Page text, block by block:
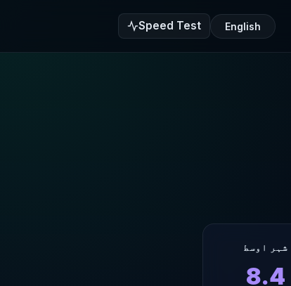
Speed Test English
شہر اوسط
8.4